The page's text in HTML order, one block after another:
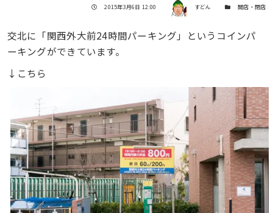
投稿日
2015年3月6日 12:00 著者 すどん カテゴリー開店・閉店
交北に「関西外大前24時間パーキング」というコインパ
ーキングができています。
↓こちら